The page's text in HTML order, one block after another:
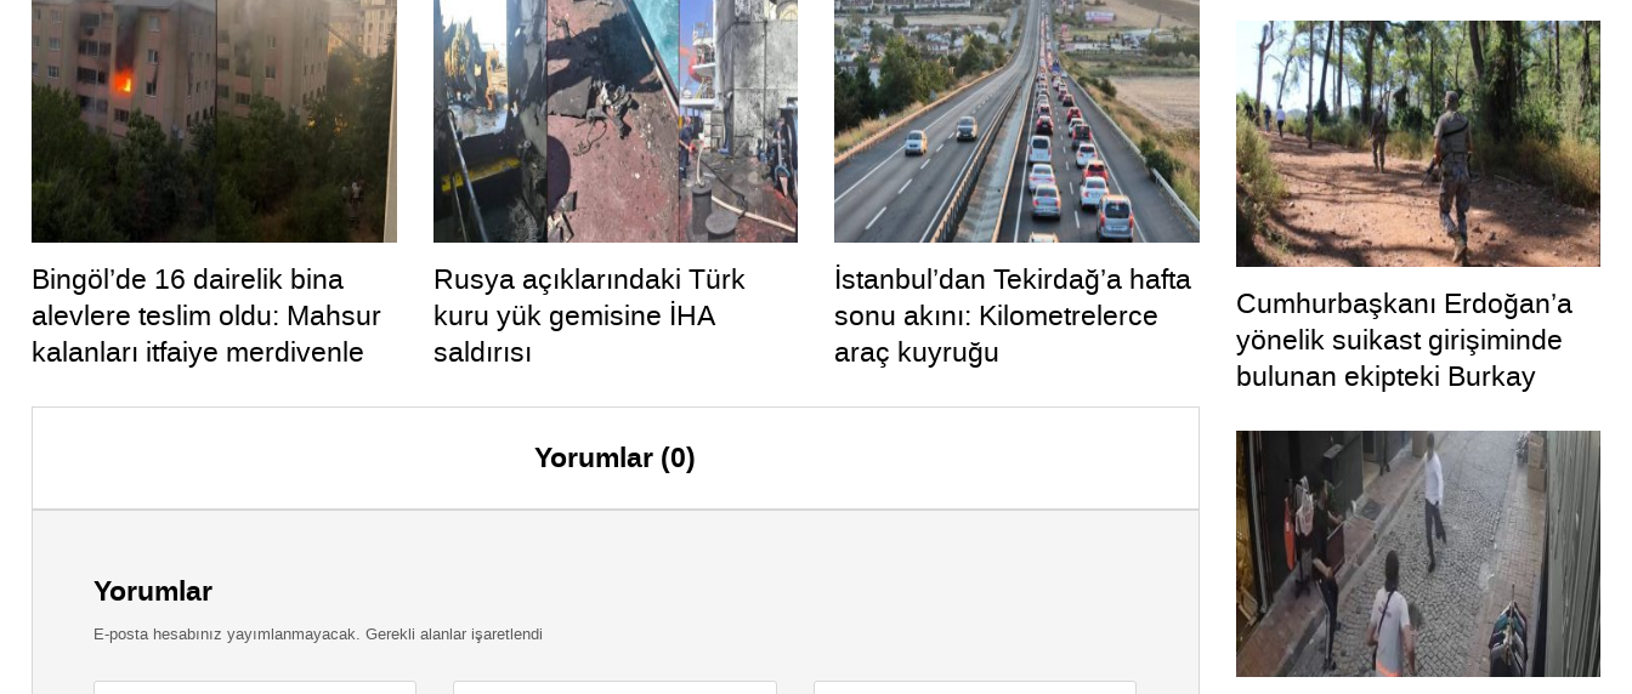
Bingöl’de 16 dairelik bina
alevlere teslim oldu: Mahsur
kalanları itfaiye merdivenle
Rusya açıklarındaki Türk
kuru yük gemisine İHA
saldırısı
İstanbul’dan Tekirdağ’a hafta
sonu akını: Kilometrelerce
araç kuyruğu
Yorumlar (0)
Yorumlar
E-posta hesabınız yayımlanmayacak. Gerekli alanlar işaretlendi
Cumhurbaşkanı Erdoğan’a
yönelik suikast girişiminde
bulunan ekipteki Burkay